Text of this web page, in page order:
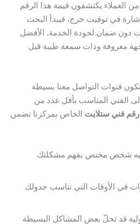
العملاء يكتشفون قيمة هذا الرقم
في توقيت حرج، فيبدأ البحث
دون ضمان لجودة الخدمة. الأفضل
معروفة وذات سمعة طيبة قبل
قنوات التواصل معنا بسيطة
الفني المناسب بأقل عدد من
رقم فني ستلايت الخاص بمركزنا تضمن
شخص مختص يفهم مشكلتك
في الأوقات التي تناسب جدولك
قد تحلّ بعض المشاكل البسيطة